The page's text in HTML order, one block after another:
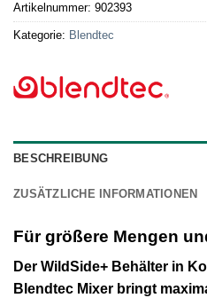
Artikelnummer: 902393
Kategorie: Blendtec
BESCHREIBUNG
ZUSÄTZLICHE INFORMATIONEN
Für größere Mengen
Der WildSide+ Behälter in
Blendtec Mixer bringt